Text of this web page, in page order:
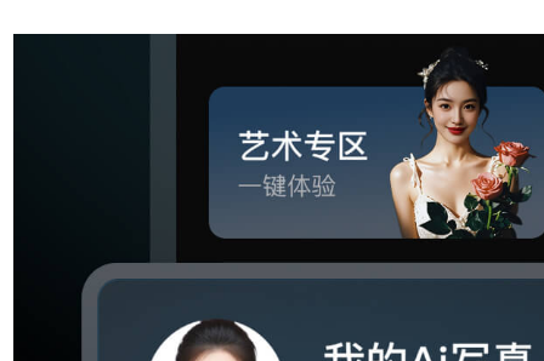
户发送下载链接。该
等不法分子冒充我公
司员工，以招募兼职
主播、录制有声书、
推广书籍等为由，诱
骗用户预存费用参与
所谓“福利单”，并承